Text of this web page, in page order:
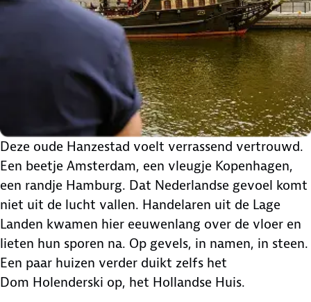
Deze oude Hanzestad voelt verrassend vertrouwd.
Een beetje Amsterdam, een vleugje Kopenhagen,
een randje Hamburg. Dat Nederlandse gevoel komt
niet uit de lucht vallen. Handelaren uit de Lage
Landen kwamen hier eeuwenlang over de vloer en
lieten hun sporen na. Op gevels, in namen, in steen.
Een paar huizen verder duikt zelfs het
Dom Holenderski op, het Hollandse Huis.